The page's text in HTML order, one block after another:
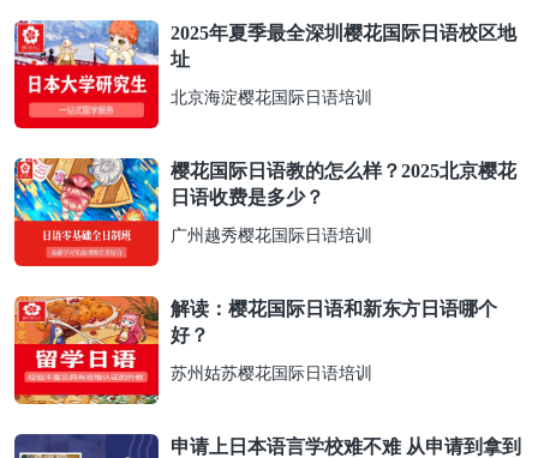
2025年夏季最全深圳樱花国际日语校区地
址
北京海淀樱花国际日语培训
樱花国际日语教的怎么样？2025北京樱花
日语收费是多少？
广州越秀樱花国际日语培训
解读：樱花国际日语和新东方日语哪个
好？
苏州姑苏樱花国际日语培训
申请上日本语言学校难不难 从申请到拿到